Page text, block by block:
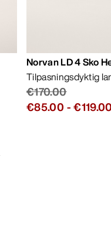
Norvan LD 4 Sko
Tilpasningsdyktig
€170.00
€85.00 -